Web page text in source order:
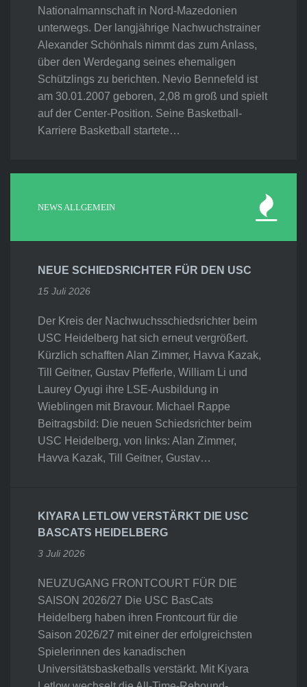
Nationalmannschaft in Nord-Mazedonien
unterwegs. Der langjährige Nachwuchstrainer
Alexander Schönhals nimmt das zum Anlass,
über den Werdegang seines ehemaligen
Schützlings zu berichten. Nevio Bennefeld ist
am 30.01.2007 geboren, 2,08 m groß und spielt
auf der Center-Position. Seine Basketball-
Karriere Basketball startete…
NEWS ALLGEMEIN
NEUE SCHIEDSRICHTER FÜR DEN USC
15 Juli 2026
Der Kreis der Nachwuchsschiedsrichter beim
USC Heidelberg hat sich erneut vergrößert.
Kürzlich schafften Alan Zimmer, Havva Kazak,
Till Geitner, Gustav Pfefferle, William Li und
Laurey Oyugi ihre LSE-Ausbildung in
Wieblingen mit Bravour. Michael Rappe
Beitragsbild: Die neuen Schiedsrichter beim
USC Heidelberg, von links: Alan Zimmer,
Havva Kazak, Till Geitner, Gustav…
KIYARA LETLOW VERSTÄRKT DIE USC
BASCATS HEIDELBERG
3 Juli 2026
NEUZUGANG FRONTCOURT FÜR DIE
SAISON 2026/27 Die USC BasCats
Heidelberg haben ihren Frontcourt für die
Saison 2026/27 mit einer der erfolgreichsten
Spielerinnen des kanadischen
Universitätsbasketballs verstärkt. Mit Kiyara